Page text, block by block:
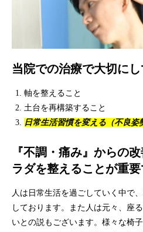
当院での治療で大切に
軸を整えること
土台を再構築すること
日常生活習慣を変える（不良姿
『不調・痛み』からの
ラダを整えることが重
人は日常生活を過ごしていく中で
しております。また人は元々、座
いとの説もございます。様々な椅